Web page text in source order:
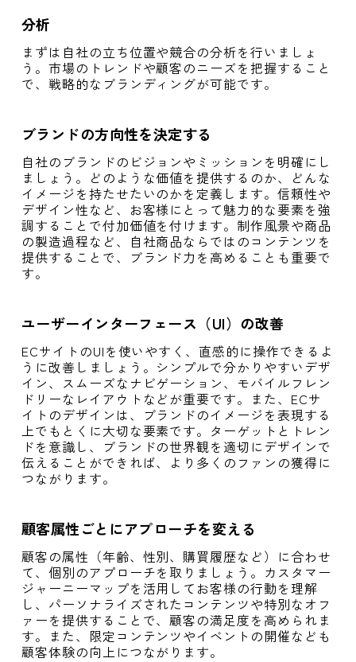
分析
まずは自社の立ち位置や競合の分析を行いましょ
う。市場のトレンドや顧客のニーズを把握すること
で、戦略的なブランディングが可能です。
ブランドの方向性を決定する
自社のブランドのビジョンやミッションを明確にし
ましょう。どのような価値を提供するのか、どんな
イメージを持たせたいのかを定義します。信頼性や
デザイン性など、お客様にとって魅力的な要素を強
調することで付加価値を付けます。制作風景や商品
の製造過程など、自社商品ならではのコンテンツを
提供することで、ブランド力を高めることも重要で
す。
ユーザーインターフェース（UI）の改善
ECサイトのUIを使いやすく、直感的に操作できるよ
うに改善しましょう。シンプルで分かりやすいデザ
イン、スムーズなナビゲーション、モバイルフレン
ドリーなレイアウトなどが重要です。また、ECサ
イトのデザインは、ブランドのイメージを表現する
上でもとくに大切な要素です。ターゲットとトレン
ドを意識し、ブランドの世界観を適切にデザインで
伝えることができれば、より多くのファンの獲得に
つながります。
顧客属性ごとにアプローチを変える
顧客の属性（年齢、性別、購買履歴など）に合わせ
て、個別のアプローチを取りましょう。カスタマー
ジャーニーマップを活用してお客様の行動を理解
し、パーソナライズされたコンテンツや特別なオフ
ァーを提供することで、顧客の満足度を高められま
す。また、限定コンテンツやイベントの開催なども
顧客体験の向上につながります。